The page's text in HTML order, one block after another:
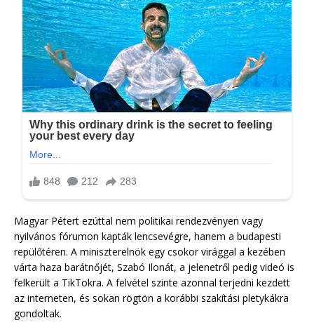
Magyar Pétert ezúttal nem politikai rendezvényen vagy
nyilvános fórumon kapták lencsevégre, hanem a budapesti
repülőtéren. A miniszterelnök egy csokor virággal a kezében
várta haza barátnőjét, Szabó Ilonát, a jelenetről pedig videó is
felkerült a TikTokra. A felvétel szinte azonnal terjedni kezdett
az interneten, és sokan rögtön a korábbi szakítási pletykákra
gondoltak.